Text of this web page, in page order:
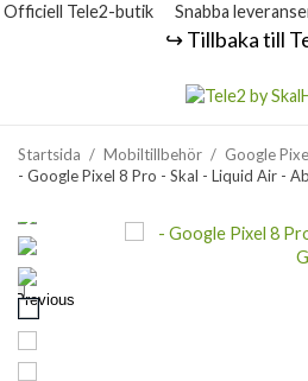
Officiell Tele2-butik Snabba
↪️ Tillbaka till
Startsida / Mobiltillbehör / Google
- Google Pixel 8 Pro - Skal - Liquid Air -
Previous